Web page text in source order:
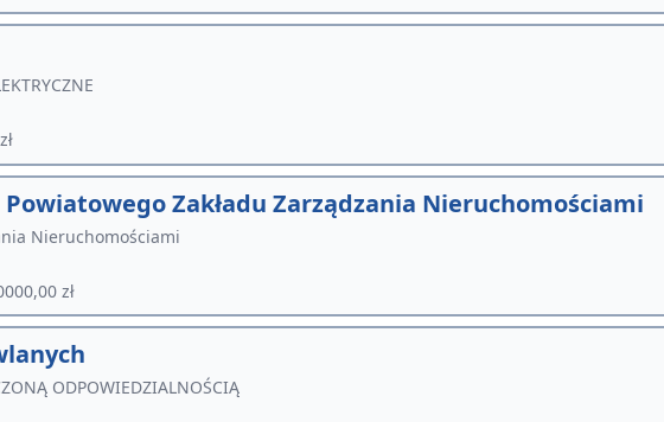
Zakładu Zarządzania Nieruchomościami
Nieruchomościami
zł
ODPOWIEDZIALNOŚCIĄ